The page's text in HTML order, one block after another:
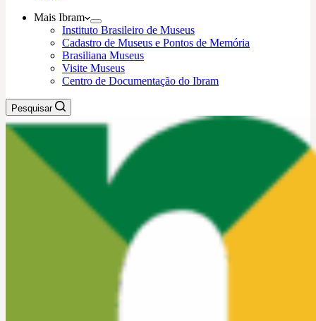
Mais Ibram
Instituto Brasileiro de Museus
Cadastro de Museus e Pontos de Memória
Brasiliana Museus
Visite Museus
Centro de Documentação do Ibram
Pesquisar